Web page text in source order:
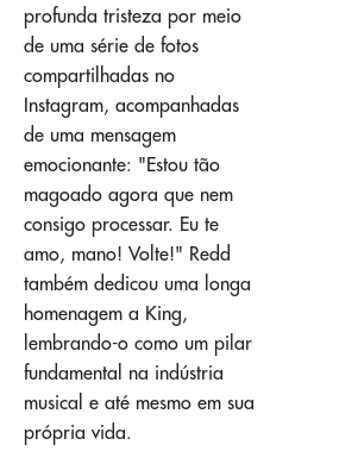
profunda tristeza por meio
de uma série de fotos
compartilhadas no
Instagram, acompanhadas
de uma mensagem
emocionante: "Estou tão
magoado agora que nem
consigo processar. Eu te
amo, mano! Volte!" Redd
também dedicou uma longa
homenagem a King,
lembrando-o como um pilar
fundamental na indústria
musical e até mesmo em sua
própria vida.